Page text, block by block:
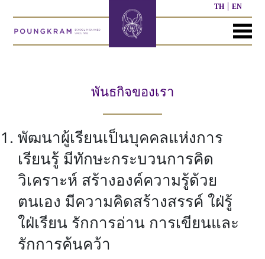
TH EN
MENU
ประวัติ
โรงเรียน
บริหาร/
บุคลากร
พันธ
กิจ
ของ
เรียน
หลักสูตร
อนุบาล
หลักสูตร
ประถม
ศึกษา
หลักสูตร
มัธยมศึกษา
ผ่าน
กิจกรรม
ผ่าน
มา
อื่นๆ
พันธกิจของเรา
พัฒนาผู้เรียนเป็นบุคคลแห่งการ
เรียนรู้ มีทักษะกระบวนการคิด
วิเคราะห์ สร้างองค์ความรู้ด้วย
ตนเอง มีความคิดสร้างสรรค์ ใฝ่รู้
ใฝ่เรียน รักการอ่าน การเขียนและ
รักการค้นคว้า